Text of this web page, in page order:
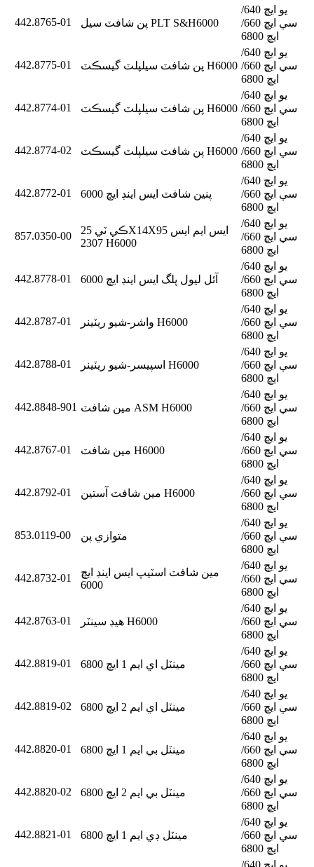
442.8765-01 پن شافٽ سيل PLT S&H6000
يو ايڇ 640/
سي ايڇ 660/
ايڇ 6800
442.8775-01 پن شافٽ سيلپلٽ گيسڪٽ H6000
يو ايڇ 640/
سي ايڇ 660/
ايڇ 6800
442.8774-01 پن شافٽ سيلپلٽ گيسڪٽ H6000
يو ايڇ 640/
سي ايڇ 660/
ايڇ 6800
442.8774-02 پن شافٽ سيلپلٽ گيسڪٽ H6000
يو ايڇ 640/
سي ايڇ 660/
ايڇ 6800
442.8772-01 پنين شافٽ ايس اينڊ ايڇ 6000
يو ايڇ 640/
سي ايڇ 660/
ايڇ 6800
857.0350-00
ڪي ٽي 25X14X95 ايس ايم ايس
2307 H6000
يو ايڇ 640/
سي ايڇ 660/
ايڇ 6800
442.8778-01 آئل ليول پلگ ايس اينڊ ايڇ 6000
يو ايڇ 640/
سي ايڇ 660/
ايڇ 6800
442.8787-01 واشر-شيو ريٽينر H6000
يو ايڇ 640/
سي ايڇ 660/
ايڇ 6800
442.8788-01 اسپيسر-شيو ريٽينر H6000
يو ايڇ 640/
سي ايڇ 660/
ايڇ 6800
442.8848-901 مين شافٽ ASM H6000
يو ايڇ 640/
سي ايڇ 660/
ايڇ 6800
442.8767-01 مين شافٽ H6000
يو ايڇ 640/
سي ايڇ 660/
ايڇ 6800
442.8792-01 مين شافٽ آستين H6000
يو ايڇ 640/
سي ايڇ 660/
ايڇ 6800
853.0119-00 متوازي پن
يو ايڇ 640/
سي ايڇ 660/
ايڇ 6800
442.8732-01
مين شافٽ اسٽيپ ايس اينڊ ايڇ
6000
يو ايڇ 640/
سي ايڇ 660/
ايڇ 6800
442.8763-01 هيڊ سينٽر H6000
يو ايڇ 640/
سي ايڇ 660/
ايڇ 6800
442.8819-01 مينٽل اي ايم 1 ايڇ 6800
يو ايڇ 640/
سي ايڇ 660/
ايڇ 6800
442.8819-02 مينٽل اي ايم 2 ايڇ 6800
يو ايڇ 640/
سي ايڇ 660/
ايڇ 6800
442.8820-01 مينٽل بي ايم 1 ايڇ 6800
يو ايڇ 640/
سي ايڇ 660/
ايڇ 6800
442.8820-02 مينٽل بي ايم 2 ايڇ 6800
يو ايڇ 640/
سي ايڇ 660/
ايڇ 6800
442.8821-01 مينٽل ڊي ايم 1 ايڇ 6800
يو ايڇ 640/
سي ايڇ 660/
ايڇ 6800
يو ايڇ 640/